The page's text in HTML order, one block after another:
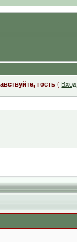
гость ( Вход